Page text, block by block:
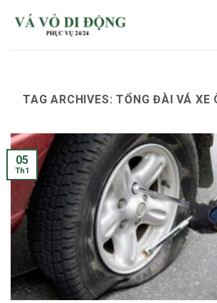
TAG ARCHIVES:TỔNG ĐÀI VÁ XE
05
Th1